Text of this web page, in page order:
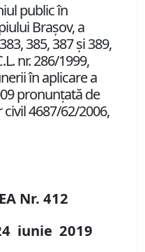
public în
Braşov, a
385, 387 și 389,
nr. 286/1999,
în aplicare a
pronunţată de
4687/62/2006,
Nr. 412
iunie 2019